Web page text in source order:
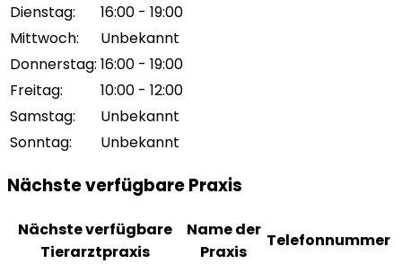
Dienstag:
16:00 - 19:00
Mittwoch:
Unbekannt
Donnerstag: 16:00 - 19:00
Freitag:
10:00 - 12:00
Samstag:
Unbekannt
Sonntag: Unbekannt
Nächste verfügbare Praxis
Nächste verfügbare
Tierarztpraxis
Name der
Praxis
Telefonnummer